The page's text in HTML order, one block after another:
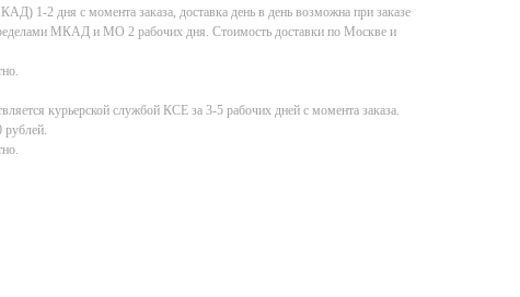
1-2 дня с момента заказа, доставка день в день возможна при заказе
МКАД и МО 2 рабочих дня. Стоимость доставки по Москве и
курьерской службой КСE за 3-5 рабочих дней с момента заказа.
рублей.